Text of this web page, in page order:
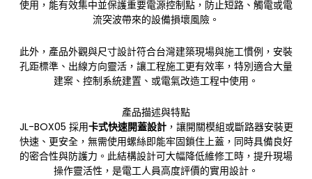
使用，能有效集中並保護重要電源控制點，防止短路、觸電或電
流突波帶來的設備損壞風險。
此外，產品外觀與尺寸設計符合台灣建築現場與施工慣例，安裝
孔距標準、出線方向靈活，讓工程施工更有效率，特別適合大量
建案、控制系統建置、或電氣改造工程中使用。
產品描述與特點
JL-BOX05 採用卡式快速開蓋設計，讓開關模組或斷路器安裝更
快速、更安全，無需使用螺絲即能牢固鎖住上蓋，同時具備良好
的密合性與防護力。此結構設計可大幅降低維修工時，提升現場
操作靈活性，是電工人員高度評價的實用設計。